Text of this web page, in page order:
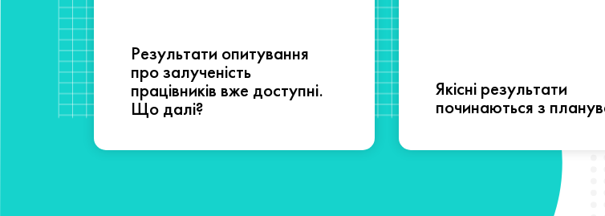
Результати опитування
про залученість
працівників вже доступні.
Що далі?
Якісні результати
починаються з